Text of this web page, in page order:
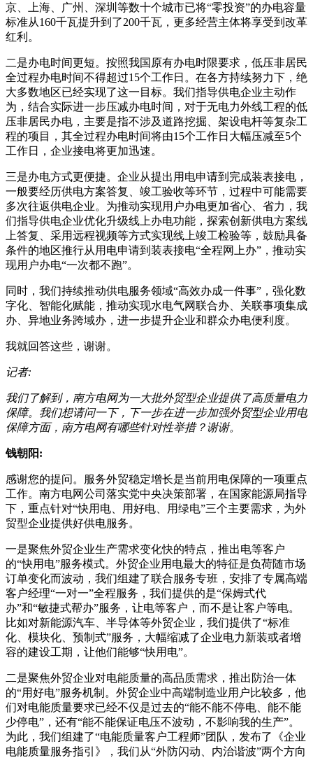
京、上海、广州、深圳等数十个城市已将“零投资”的办电容量
标准从160千瓦提升到了200千瓦，更多经营主体将享受到改革
红利。
二是办电时间更短。按照我国原有办电时限要求，低压非居民
全过程办电时间不得超过15个工作日。在各方持续努力下，绝
大多数地区已经实现了这一目标。我们指导供电企业主动作
为，结合实际进一步压减办电时间，对于无电力外线工程的低
压非居民办电，主要是指不涉及道路挖掘、架设电杆等复杂工
程的项目，其全过程办电时间将由15个工作日大幅压减至5个
工作日，企业接电将更加迅速。
三是办电方式更便捷。企业从提出用电申请到完成装表接电，
一般要经历供电方案答复、竣工验收等环节，过程中可能需要
多次往返供电企业。为推动实现用户办电更加省心、省力，我
们指导供电企业优化升级线上办电功能，探索创新供电方案线
上答复、采用远程视频等方式实现线上竣工检验等，鼓励具备
条件的地区推行从用电申请到装表接电“全程网上办”，推动实
现用户办电“一次都不跑”。
同时，我们持续推动供电服务领域“高效办成一件事”，强化数
字化、智能化赋能，推动实现水电气网联合办、关联事项集成
办、异地业务跨域办，进一步提升企业和群众办电便利度。
我就回答这些，谢谢。
记者:
我们了解到，南方电网为一大批外贸型企业提供了高质量电力
保障。我们想请问一下，下一步在进一步加强外贸型企业用电
保障方面，南方电网有哪些针对性举措？谢谢。
钱朝阳:
感谢您的提问。服务外贸稳定增长是当前用电保障的一项重点
工作。南方电网公司落实党中央决策部署，在国家能源局指导
下，重点针对“快用电、用好电、用绿电”三个主要需求，为外
贸型企业提供好供电服务。
一是聚焦外贸企业生产需求变化快的特点，推出电等客户
的“快用电”服务模式。外贸企业用电最大的特征是负荷随市场
订单变化而波动，我们组建了联合服务专班，安排了专属高端
客户经理“一对一”全程服务，我们提供的是“保姆式代
办”和“敏捷式帮办”服务，让电等客户，而不是让客户等电。
比如对新能源汽车、半导体等外贸企业，我们提供了“标准
化、模块化、预制式”服务，大幅缩减了企业电力新装或者增
容的建设工期，让他们能够“快用电”。
二是聚焦外贸企业对电能质量的高品质需求，推出防治一体
的“用好电”服务机制。外贸企业中高端制造业用户比较多，他
们对电能质量要求已经不仅是过去的“能不能不停电、能不能
少停电”，还有“能不能保证电压不波动，不影响我的生产”。
为此，我们组建了“电能质量客户工程师”团队，发布了《企业
电能质量服务指引》，我们从“外防闪动、内治谐波”两个方向